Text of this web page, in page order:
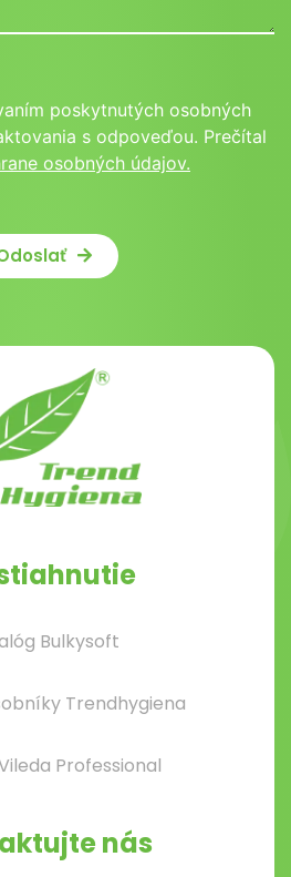
poskytnutých osobných
s odpoveďou. Prečítal
osobných údajov.
Bulkysoft
Trendhygiena
Professional
nás